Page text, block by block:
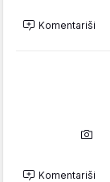
Komentariši
Komentariši